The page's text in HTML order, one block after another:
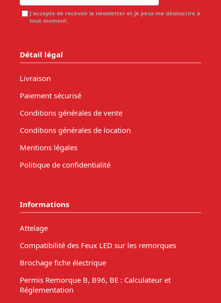
J'accepte de recevoir la newsletter et je peux me désinscrire à
tout moment.
Détail légal
Livraison
Paiement sécurisé
Conditions générales de vente
Conditions générales de location
Mentions légales
Politique de confidentialité
Informations
Attelage
Compatibilité des Feux LED sur les remorques
Brochage fiche électrique
Permis Remorque B, B96, BE : Calculateur et
Réglementation